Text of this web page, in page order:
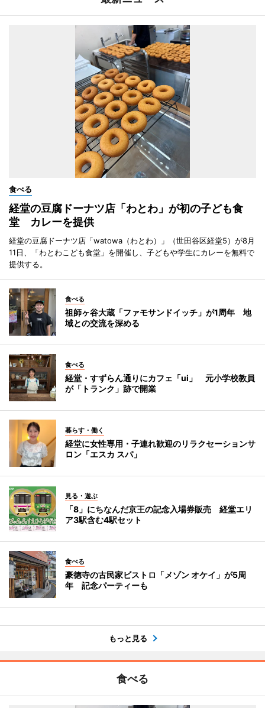
食べる
経堂の豆腐ドーナツ店「わとわ」が初の子ども食
堂 カレーを提供
経堂の豆腐ドーナツ店「watowa（わとわ）」（世田谷区経堂5）が8月
11日、「わとわこども食堂」を開催し、子どもや学生にカレーを無料で
提供する。
食べる
祖師ヶ谷大蔵「ファモサンドイッチ」が1周年 地
域との交流を深める
食べる
経堂・すずらん通りにカフェ「ui」 元小学校教員
が「トランク」跡で開業
暮らす・働く
経堂に女性専用・子連れ歓迎のリラクセーションサ
ロン「エスカ スパ」
見る・遊ぶ
「8」にちなんだ京王の記念入場券販売 経堂エリ
ア3駅含む4駅セット
食べる
豪徳寺の古民家ビストロ「メゾン オケイ」が5周
年 記念パーティーも
もっと見る
食べる